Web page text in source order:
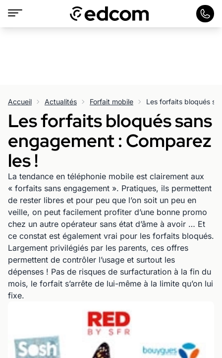
Accueil Actualités Forfait mobile Les forfaits bloqués
Les forfaits bloqués sans
engagement : Comparez
les !
La tendance en téléphonie mobile est clairement aux
« forfaits sans engagement ». Pratiques, ils permettent
de rester libres et pour peu que l’on soit un peu en
veille, on peut facilement profiter d’une bonne promo
chez un autre opérateur sans état d’âme à avoir … Et
ce constat est également vrai pour les forfaits bloqués.
Largement privilégiés par les parents, ces offres
permettent de contrôler l’usage et surtout les
dépenses ! Pas de risques de surfacturation à la fin du
mois, le forfait s’arrête de lui-même à la limite qu’on lui
fixe.